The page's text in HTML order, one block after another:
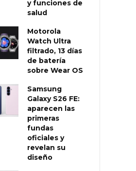
y funciones de
salud
Motorola
Watch Ultra
filtrado, 13 días
de batería
sobre Wear OS
Samsung
Galaxy S26 FE:
aparecen las
primeras
fundas
oficiales y
revelan su
diseño